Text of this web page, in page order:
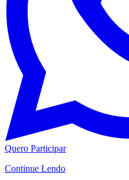
Quero Participar
Continue Lendo